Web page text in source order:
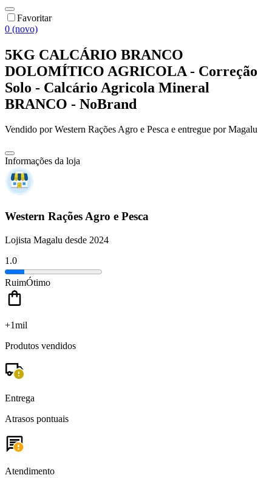
Favoritar
0 (novo)
5KG CALCÁRIO BRANCO
DOLOMÍTICO AGRICOLA - Correção
Solo - Calcário Agricola Mineral
BRANCO - NoBrand
Vendido porWestern Rações Agro e Pesca e entregue por Magalu
Informações da loja
Western Rações Agro e Pesca
Lojista Magalu desde 2024
1.0
RuimÓtimo
+1mil
Produtos vendidos
Entrega
Atrasos pontuais
Atendimento